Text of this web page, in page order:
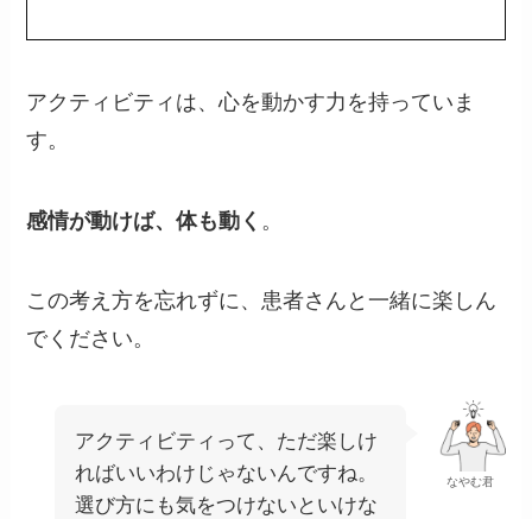
アクティビティは、心を動かす力を持っていま
す。
感情が動けば、体も動く 。
この考え方を忘れずに、患者さんと一緒に楽しん
でください。
なやむ君
アクティビティって、ただ楽しけ
ればいいわけじゃないんですね。
選び方にも気をつけないといけな